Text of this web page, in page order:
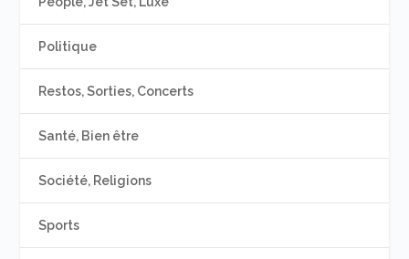
Politique
Restos, Sorties, Concerts
Santé, Bien être
Société, Religions
Sports